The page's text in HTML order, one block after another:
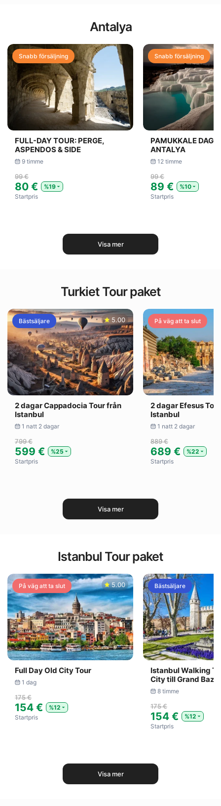
Antalya
Snabb försäljning
FULL-DAY TOUR: PERGE,
ASPENDOS & SIDE
9 timme
99 €
80 €
%19
Startpris
Snabb försäljning
PAMUKKALE
ANTALYA
12 timme
99 €
89 €
%10
Startpris
Visa mer
Turkiet Tour paket
Bästsäljare 5.00
2 dagar Cappadocia Tour från
Istanbul
1 natt 2 dagar
799 €
599 €
%25
Startpris
På väg att ta slut
2 dagar Efesus
Istanbul
1 natt 2 dagar
889 €
689 €
%22
Startpris
Visa mer
Istanbul Tour paket
På väg att ta slut 5.00
Full Day Old City Tour
1 dag
175 €
154 €
%12
Startpris
Bästsäljare
Istanbul Walking
City till Grand
8 timme
175 €
154 €
%12
Startpris
Visa mer